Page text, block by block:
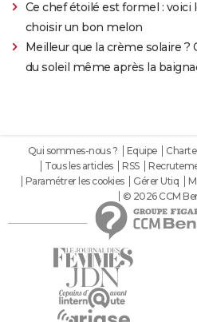
Ce chef étoilé est formel : voici
choisir un bon melon
Meilleur que la crème solaire
du soleil même après la
Qui sommes-nous ? Equipe
Tous les articles
RSS
Paramétrer les cookies
Gérer Utiq
© 2026 CCM